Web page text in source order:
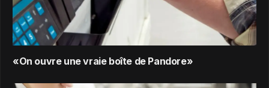
«On ouvre une vraie boîte de Pandore»